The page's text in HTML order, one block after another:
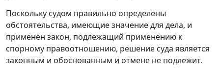
Поскольку судом правильно определены
обстоятельства, имеющие значение для дела, и
применён закон, подлежащий применению к
спорному правоотношению, решение суда является
законным и обоснованным и отмене не подлежит.